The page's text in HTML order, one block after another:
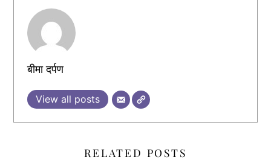
बीमा दर्पण
View all posts
RELATED POSTS